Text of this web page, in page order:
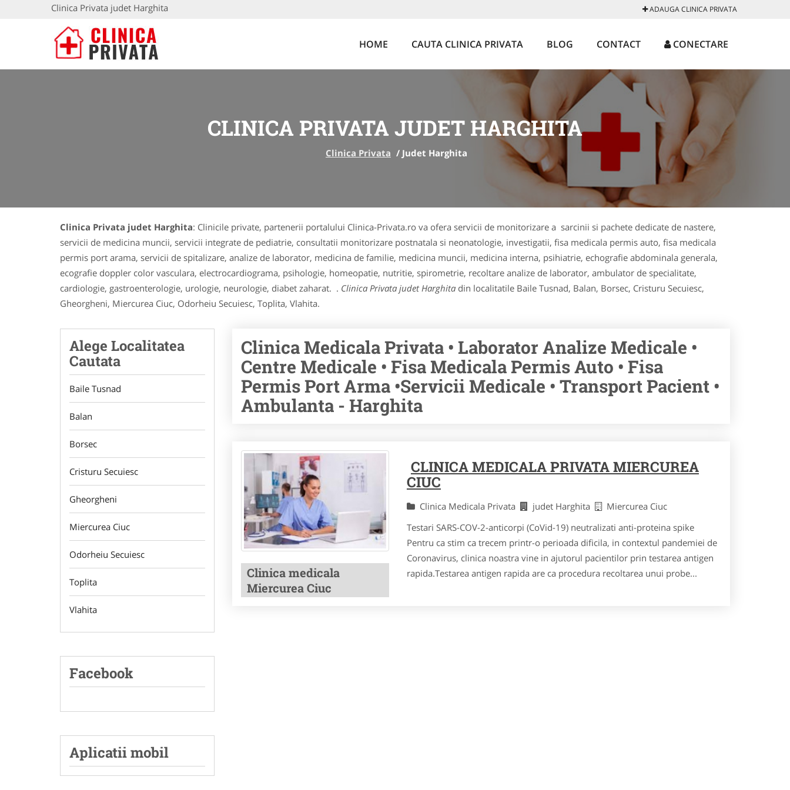
Clinica Privata judet Harghita ADAUGA CLINICA PRIVATA
HOME CAUTA CLINICA PRIVATA BLOG CONTACT CONECTARE
CLINICA PRIVATA JUDET HARGHITA
Clinica Privata / Judet Harghita
Clinica Privata judet Harghita: Clinicile private, partenerii portalului Clinica-Privata.ro va ofera servicii de monitorizare a sarcinii si pachete dedicate de nastere,
servicii de medicina muncii, servicii integrate de pediatrie, consultatii monitorizare postnatala si neonatologie, investigatii, fisa medicala permis auto, fisa medicala
permis port arama, servicii de spitalizare, analize de laborator, medicina de familie, medicina muncii, medicina interna, psihiatrie, echografie abdominala generala,
ecografie doppler color vasculara, electrocardiograma, psihologie, homeopatie, nutritie, spirometrie, recoltare analize de laborator, ambulator de specialitate,
cardiologie, gastroenterologie, urologie, neurologie, diabet zaharat. . Clinica Privata judet Harghita din localitatile Baile Tusnad, Balan, Borsec, Cristuru Secuiesc,
Gheorgheni, Miercurea Ciuc, Odorheiu Secuiesc, Toplita, Vlahita.
Alege Localitatea
Cautata
Baile Tusnad
Balan
Borsec
Cristuru Secuiesc
Gheorgheni
Miercurea Ciuc
Odorheiu Secuiesc
Toplita
Vlahita
Facebook
Aplicatii mobil
Clinica Medicala Privata • Laborator Analize Medicale •
Centre Medicale • Fisa Medicala Permis Auto • Fisa
Permis Port Arma •Servicii Medicale • Transport Pacient •
Ambulanta - Harghita
Clinica medicala
Miercurea Ciuc
CLINICA MEDICALA PRIVATA MIERCUREA
CIUC
Clinica Medicala Privata judet Harghita
Miercurea Ciuc
Testari SARS-COV-2-anticorpi (CoVid-19) neutralizati anti-proteina spike
Pentru ca stim ca trecem printr-o perioada dificila, in contextul pandemiei de
Coronavirus, clinica noastra vine in ajutorul pacientilor prin testarea antigen
rapida.Testarea antigen rapida are ca procedura recoltarea unui probe...